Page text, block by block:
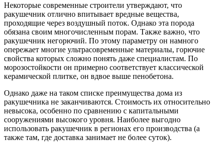
Некоторые современные строители утверждают, что
ракушечник отлично впитывает вредные вещества,
проходящие через воздушный поток. Однако эта порода
обязана своим многочисленным порам. Также важно, что
ракушечник негорючий. По этому параметру он намного
опережает многие ультрасовременные материалы, горючие
свойства которых сложно понять даже специалистам. По
морозостойкости он примерно соответствует классической
керамической плитке, он вдвое выше пенобетона.
Однако даже на таком списке преимущества дома из
ракушечника не заканчиваются. Стоимость их относительно
невысока, особенно по сравнению с капитальными
сооружениями высокого уровня. Наиболее выгодно
использовать ракушечник в регионах его производства (а
также там, где доставка занимает не более суток).